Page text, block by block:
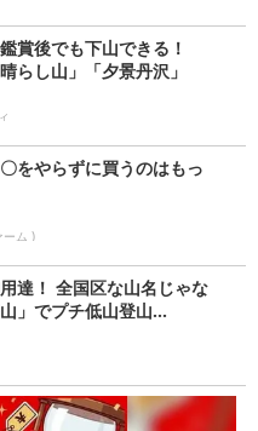
賞後でも下山できる！
らし山」「夕景丹沢」
をやらずに買うのはもっ
ーム )
達！ 全国区な山名じゃな
」でプチ低山登山...